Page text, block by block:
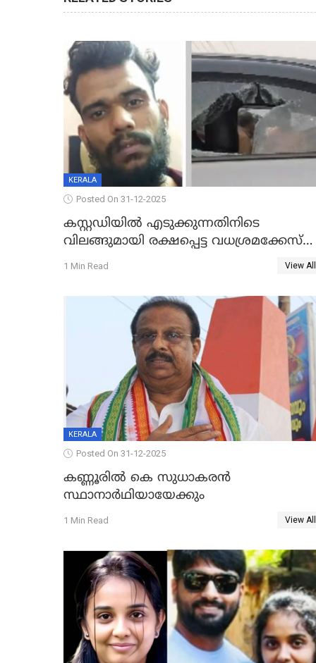
KERALA
Posted On 31-12-2025
കസ്റ്റഡിയിൽ എടുക്കുന്നതിനിടെ
വിലങ്ങുമായി രക്ഷപ്പെട്ട വധശ്രമക്കേസ്
പ്രതി പിടിയിൽ
1 Min Read View All
KERALA
Posted On 31-12-2025
കണ്ണൂരിൽ കെ സുധാകരൻ
സ്ഥാനാർഥിയായേക്കും
1 Min Read View All